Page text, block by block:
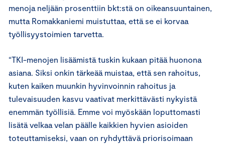
menoja neljään prosenttiin bkt:stä on oikeansuuntainen,
mutta Romakkaniemi muistuttaa, että se ei korvaa
työllisyystoimien tarvetta.
“TKI-menojen lisäämistä tuskin kukaan pitää huonona
asiana. Siksi onkin tärkeää muistaa, että sen rahoitus,
kuten kaiken muunkin hyvinvoinnin rahoitus ja
tulevaisuuden kasvu vaativat merkittävästi nykyistä
enemmän työllisiä. Emme voi myöskään loputtomasti
lisätä velkaa velan päälle kaikkien hyvien asioiden
toteuttamiseksi, vaan on ryhdyttävä priorisoimaan